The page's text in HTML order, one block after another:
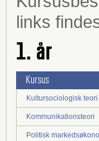
links
1. år
Kursus
Kultursociologisk teori
Kommunikationsteori
Politisk